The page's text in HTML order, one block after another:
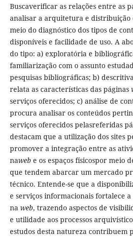
Buscaverificar as relações entre as
analisar a arquitetura e distribuição
meio do diagnóstico dos tipos de
disponíveis e facilidade de uso. A
do tipo: a) exploratória e
familiarização com o assunto
pesquisas bibliográficas; b)
relata as características das páginas
serviços oferecidos; c) análise de
procura analisar os conteúdos
serviços oferecidos pelasreferidas
destacam que a utilização dos sites
promover a integração entre as
nawebe os espaços físicospor meio
que tendem abarcar um mercado
técnico. Entende-se que a
e serviços informacionais fortalece
na web, trazendo aspectos de
e utilidade aos processos
estudos desta natureza contribuem